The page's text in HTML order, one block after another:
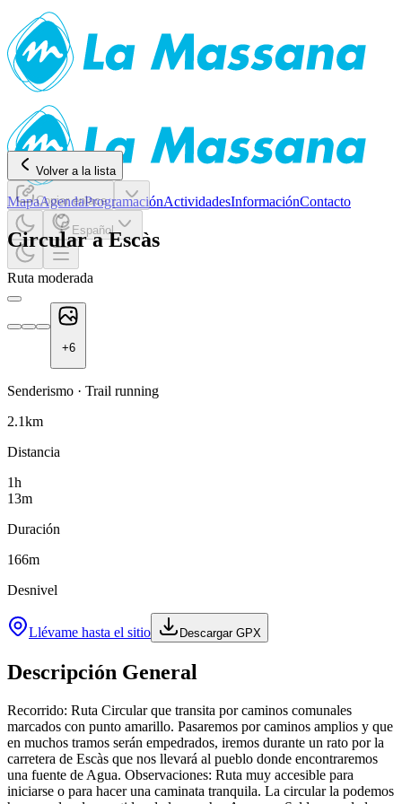
MapaAgendaProgramaciónActividadesInformaciónContacto
Español
Volver a la lista
Copiar enlace
Circular a Escàs
Ruta moderada
+6
Senderismo · Trail running
2.1km
Distancia
1h
13m
Duración
166m
Desnivel
Llévame hasta el sitio Descargar GPX
Descripción General
Recorrido: Ruta Circular que transita por caminos comunales
marcados con punto amarillo. Pasaremos por caminos amplios y que
en muchos tramos serán empedrados, iremos durante un rato por la
carretera de Escàs que nos llevará al pueblo donde encontraremos
una fuente de Agua. Observaciones: Ruta muy accesible para
iniciarse o para hacer una caminata tranquila. La circular la podemos